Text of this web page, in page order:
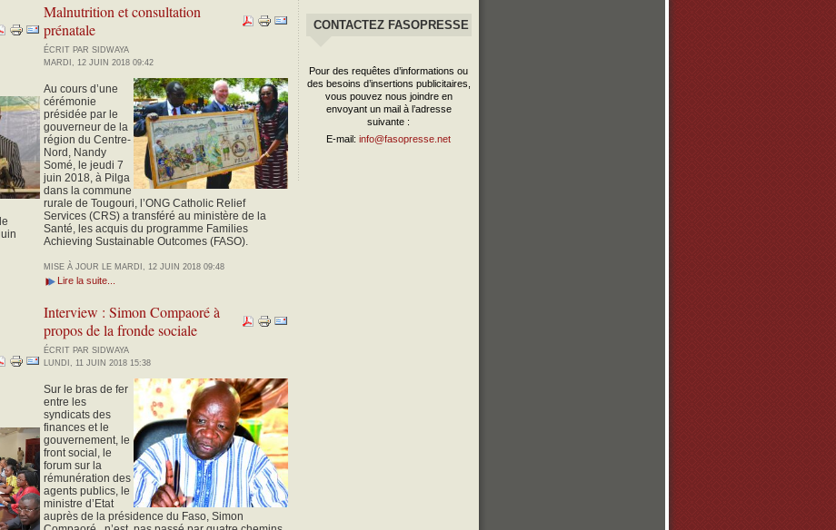
Malnutrition et consultation
prénatale
ÉCRIT PAR SIDWAYA
MARDI, 12 JUIN 2018 09:42
Au cours d’une
cérémonie
présidée par le
gouverneur de la
région du Centre-
Nord, Nandy
Somé, le jeudi 7
juin 2018, à Pilga
dans la commune
rurale de Tougouri, l’ONG Catholic Relief
Services (CRS) a transféré au ministère de la
Santé, les acquis du programme Families
Achieving Sustainable Outcomes (FASO).
MISE À JOUR LE MARDI, 12 JUIN 2018 09:48
Lire la suite...
Interview : Simon Compaoré à
propos de la fronde sociale
ÉCRIT PAR SIDWAYA
LUNDI, 11 JUIN 2018 15:38
Sur le bras de fer
entre les
syndicats des
finances et le
gouvernement, le
front social, le
forum sur la
rémunération des
agents publics, le
ministre d’Etat
auprès de la présidence du Faso, Simon
CONTACTEZ FASOPRESSE
Pour des requêtes d’informations ou
des besoins d’insertions publicitaires,
vous pouvez nous joindre en
envoyant un mail à l’adresse
suivante :
E-mail: info@fasopresse.net